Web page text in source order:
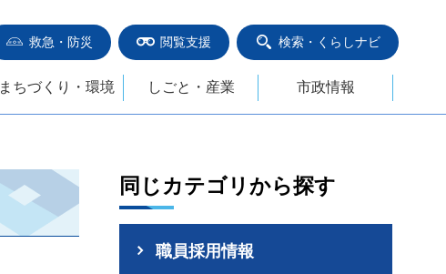
救急・防災 閲覧支援 検索・くらしナビ
まちづくり・環境 しごと・産業 市政情報
同じカテゴリから探す
職員採用情報